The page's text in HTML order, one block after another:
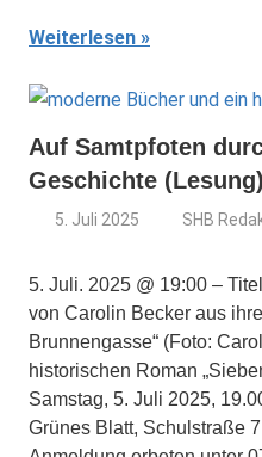
Weiterlesen
Auf Samtpfoten
Geschichte (Lesung)
5. Juli 2025 SHB
5. Juli. 2025 @ 19:00 –
von Carolin Becker aus
Brunnengasse“ (Foto:
historischen Roman
Samstag, 5. Juli 2025,
Grünes Blatt, Schulstraße